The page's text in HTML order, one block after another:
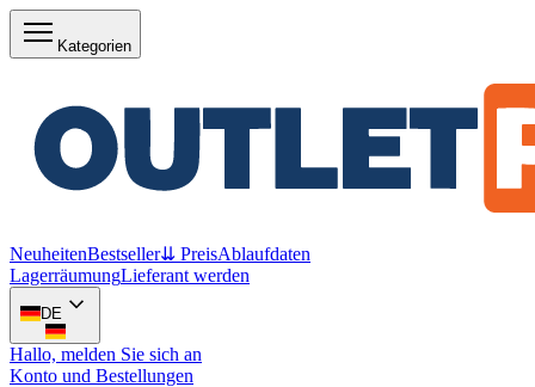
Kategorien
NeuheitenBestseller⇊ PreisAblaufdaten
LagerräumungLieferant werden
DE
Hallo, melden Sie sich an
Konto und Bestellungen